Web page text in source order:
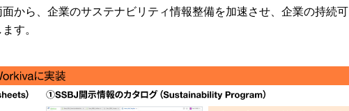
から、企業のサステナビリティ情報整備を加速させ、企業の持続可
す。